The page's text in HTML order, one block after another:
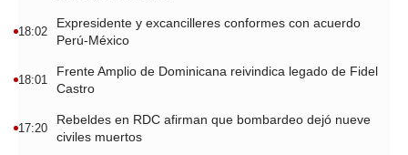
18:02
Expresidente y excancilleres conformes con acuerdo
Perú-México
18:01
Frente Amplio de Dominicana reivindica legado de Fidel
Castro
17:20
Rebeldes en RDC afirman que bombardeo dejó nueve
civiles muertos